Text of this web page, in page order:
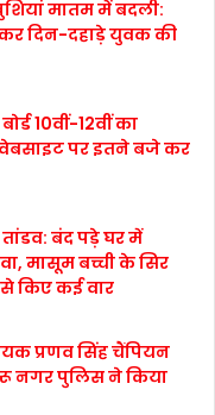
मातम में बदली:
दिन-दहाड़े युवक की
10वीं-12वीं का
पर इतने बजे कर
बंद पड़े घर में
मासूम बच्ची के सिर
से किए कई वार
प्रणव सिंह चैंपियन
नगर पुलिस ने किया